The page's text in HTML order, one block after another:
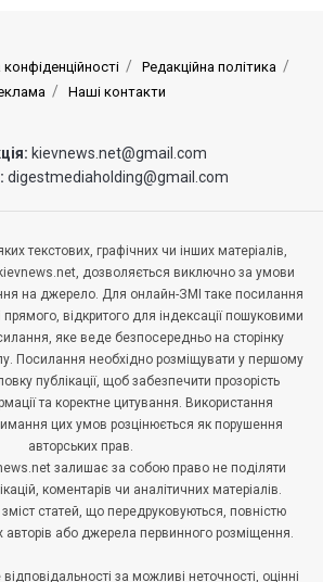
Редакційна політика
Наші контакти
kievnews.net@gmail.com
digestmediaholding@gmail.com
текстових, графічних чи інших матеріалів,
дозволяється виключно за умови
на джерело. Для онлайн-ЗМІ таке посилання
відкритого для індексації пошуковими
яке веде безпосередньо на сторінку
Посилання необхідно розміщувати у першому
публікації, щоб забезпечити прозорість
та коректне цитування. Використання
цих умов розцінюється як порушення
авторських прав.
залишає за собою право не поділяти
коментарів чи аналітичних матеріалів.
зміст статей, що передруковуються, повністю
авторів або джерела первинного розміщення.
за можливі неточності, оцінні